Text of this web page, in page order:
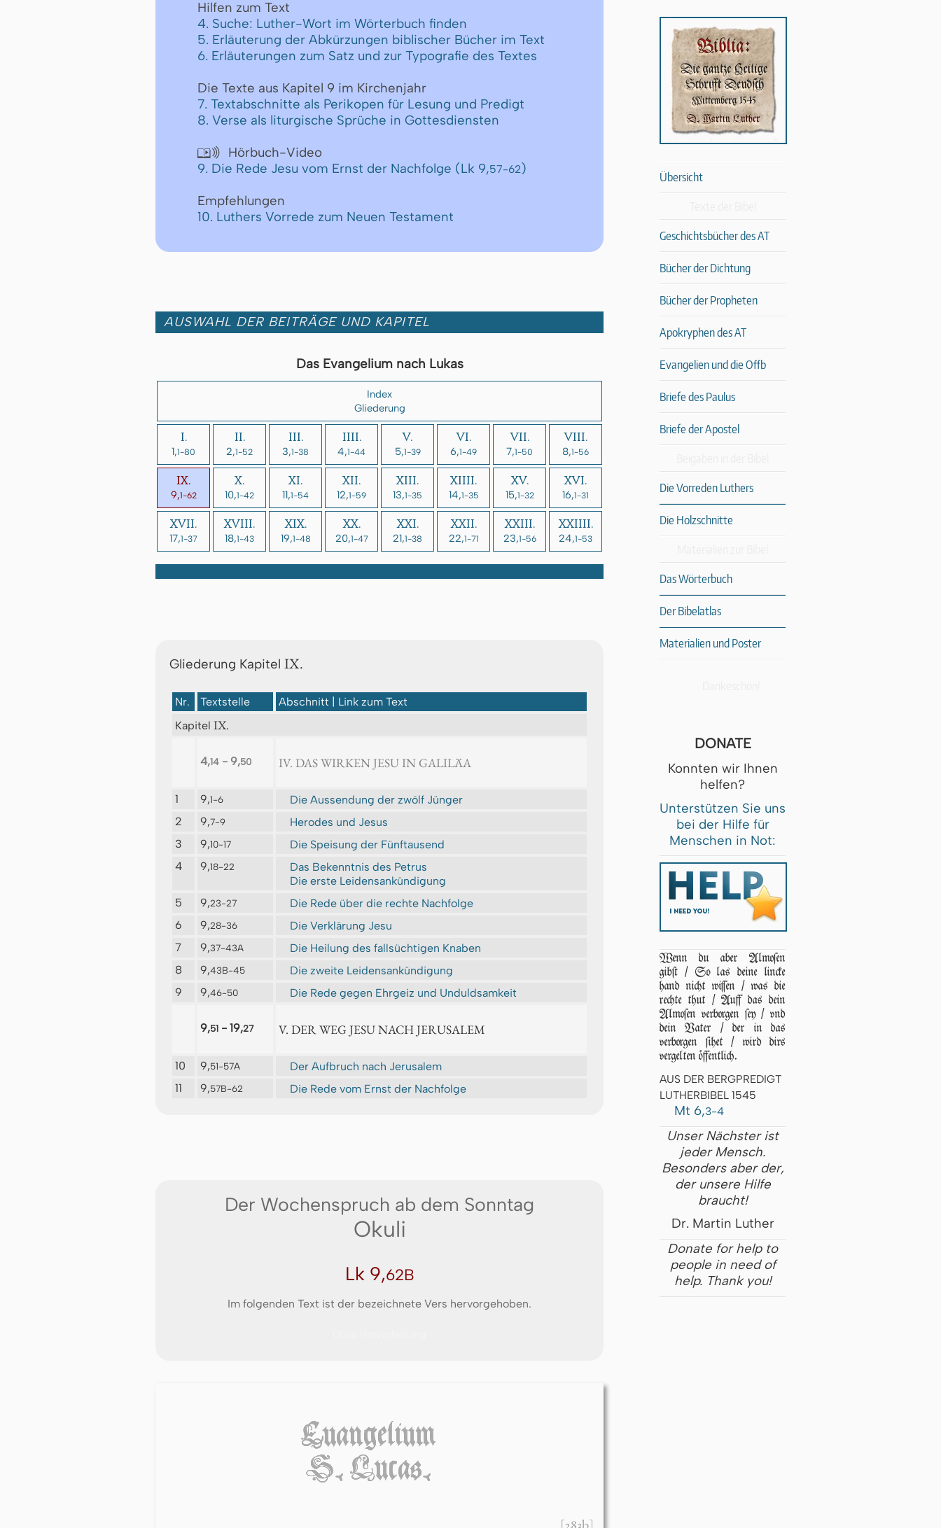
Hilfen zum Text
4. Suche: Luther-Wort im Wörterbuch finden
5. Erläuterung der Abkürzungen biblischer Bücher im Text
6. Erläuterungen zum Satz und zur Typografie des Textes
Die Texte aus Kapitel 9 im Kirchenjahr
7. Textabschnitte als Perikopen für Lesung und Predigt
8. Verse als liturgische Sprüche in Gottesdiensten

Hörbuch-Video
9. Die Rede Jesu vom Ernst der Nachfolge (Lk 9,57-62)
Empfehlungen
10. Luthers Vorrede zum Neuen Testament
AUSWAHL DER BEITRÄGE UND KAPITEL
Das Evangelium nach Lukas
Index
Gliederung
I.
1,1-80
II.
2,1-52
III.
3,1-38
IIII.
4,1-44
V.
5,1-39
VI.
6,1-49
VII.
7,1-50
VIII.
8,1-56
IX.
9,1-62
X.
10,1-42
XI.
11,1-54
XII.
12,1-59
XIII.
13,1-35
XIIII.
14,1-35
XV.
15,1-32
XVI.
16,1-31
XVII.
17,1-37
XVIII.
18,1-43
XIX.
19,1-48
XX.
20,1-47
XXI.
21,1-38
XXII.
22,1-71
XXIII.
23,1-56
XXIIII.
24,1-53
Gliederung Kapitel IX.
Nr. Textstelle
Abschnitt | Link zum Text
Kapitel IX.
4,14 - 9,50 IV. DAS WIRKEN JESU IN GALILÄA
1 9,1-6
Die Aussendung der zwölf Jünger
2
9,7-9
Herodes und Jesus
3
9,10-17
Die Speisung der Fünftausend
4
9,18-22
Das Bekenntnis des Petrus
Die erste Leidensankündigung
5
9,23-27
Die Rede über die rechte Nachfolge
6
9,28-36
Die Verklärung Jesu
7
9,37-43A
Die Heilung des fallsüchtigen Knaben
8
9,43B-45
Die zweite Leidensankündigung
9
9,46-50 Die Rede gegen Ehrgeiz und Unduldsamkeit
9,51 - 19,27 V. DER WEG JESU NACH JERUSALEM
10 9,51-57A
Der Aufbruch nach Jerusalem
11
9,57B-62 Die Rede vom Ernst der Nachfolge
Der Wochenspruch ab dem Sonntag
Okuli
Lk 9,62B
Im folgenden Text ist der bezeichnete Vers hervorgehoben.
Euangelium
S. Lucas.
Übersicht
Geschichtsbücher des AT
Bücher der Dichtung
Bücher der Propheten
Apokryphen des AT
Evangelien und die Offb
Briefe des Paulus
Briefe der Apostel
Die Vorreden Luthers
Die Holzschnitte
Das Wörterbuch
Der Bibelatlas
Materialien und Poster
DONATE
Konnten wir Ihnen
helfen?
Unterstützen Sie uns
bei der Hilfe für
Menschen in Not:
Wenn du aber Almoſen
gibſt / So las deine lincke
hand nicht wiſſen / was die
rechte thut / Auff das dein
Almoſen verborgen ſey / vnd
dein Vater / der in das
verborgen ſihet / wird dirs
vergelten öffentlich.
AUS DER BERGPREDIGT
LUTHERBIBEL 1545
Mt 6,3-4
Unser Nächster ist
jeder Mensch.
Besonders aber der,
der unsere Hilfe
braucht!
Dr. Martin Luther
Donate for help to
people in need of
help. Thank you!